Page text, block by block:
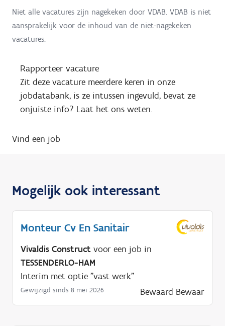
Niet alle vacatures zijn nagekeken door VDAB. VDAB is niet
aansprakelijk voor de inhoud van de niet-nagekeken
vacatures.
Rapporteer vacature
Zit deze vacature meerdere keren in onze
jobdatabank, is ze intussen ingevuld, bevat ze
onjuiste info? Laat het ons weten.
Vind een job
Mogelijk ook interessant
Monteur Cv En Sanitair
Vivaldis Construct voor een job in
TESSENDERLO-HAM
Interim met optie "vast werk"
Gewijzigd sinds 8 mei 2026 Bewaard Bewaar